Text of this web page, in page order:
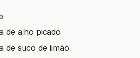
de alho picado
de suco de limão